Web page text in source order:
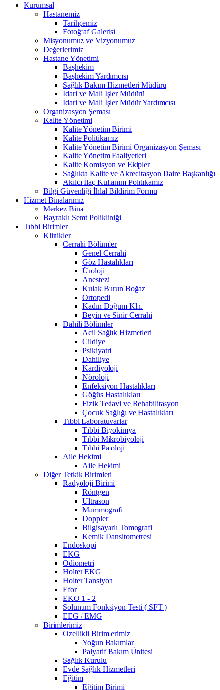
Kurumsal
Hastanemiz
Tarihçemiz
Fotoğraf Galerisi
Misyonumuz ve Vizyonumuz
Değerlerimiz
Hastane Yönetimi
Başhekim
Başhekim Yardımcısı
Sağlık Bakım Hizmetleri Müdürü
İdari ve Mali İşler Müdürü
İdari ve Mali İşler Müdür Yardımcısı
Organizasyon Şeması
Kalite Yönetimi
Kalite Yönetim Birimi
Kalite Politikamız
Kalite Yönetim Birimi Organizasyon Şeması
Kalite Yönetim Faaliyetleri
Kalite Komisyon ve Ekipler
Sağlıkta Kalite ve Akreditasyon Daire Başkanlığı
Akılcı İlaç Kullanım Politikamız
Bilgi Güvenliği İhlal Bildirim Formu
Hizmet Binalarımız
Merkez Bina
Bayraklı Semt Polikliniği
Tıbbi Birimler
Klinikler
Cerrahi Bölümler
Genel Cerrahi
Göz Hastalıkları
Üroloji
Anestezi
Kulak Burun Boğaz
Ortopedi
Kadın Doğum Kln.
Beyin ve Sinir Cerrahi
Dahili Bölümler
Acil Sağlık Hizmetleri
Cildiye
Psikiyatri
Dahiliye
Kardiyoloji
Nöroloji
Enfeksiyon Hastalıkları
Göğüs Hastalıkları
Fizik Tedavi ve Rehabilitasyon
Çocuk Sağlığı ve Hastalıkları
Tıbbi Laboratuvarlar
Tıbbi Biyokimya
Tıbbi Mikrobiyoloji
Tıbbi Patoloji
Aile Hekimi
Aile Hekimi
Diğer Tetkik Birimleri
Radyoloji Birimi
Röntgen
Ultrason
Mammografi
Doppler
Bilgisayarlı Tomografi
Kemik Dansitometresi
Endoskopi
EKG
Odiometri
Holter EKG
Holter Tansiyon
Efor
EKO 1 - 2
Solunum Fonksiyon Testi ( SFT )
EEG / EMG
Birimlerimiz
Özellikli Birimlerimiz
Yoğun Bakımlar
Palyatif Bakım Ünitesi
Sağlık Kurulu
Evde Sağlık Hizmetleri
Eğitim
Eğitim Birimi